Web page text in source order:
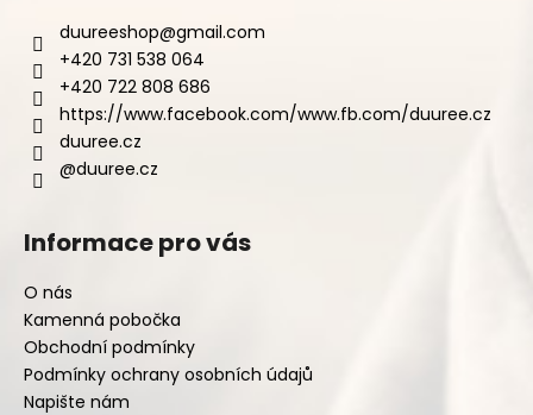
duureeshop@gmail.com
+420 731 538 064
+420 722 808 686
https://www.facebook.com/www.fb.com/duuree.cz
duuree.cz
@duuree.cz
Informace pro vás
O nás
Kamenná pobočka
Obchodní podmínky
Podmínky ochrany osobních údajů
Napište nám